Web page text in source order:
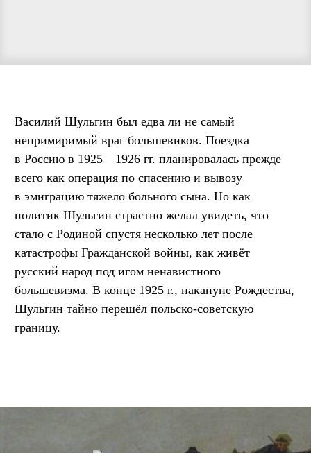
Василий Шульгин был едва ли не самый
непримиримый враг большевиков. Поездка
в Россию в 1925—1926 гг. планировалась прежде
всего как операция по спасению и вывозу
в эмиграцию тяжело больного сына. Но как
политик Шульгин страстно желал увидеть, что
стало с Родиной спустя несколько лет после
катастрофы Гражданской войны, как живёт
русский народ под игом ненавистного
большевизма. В конце 1925 г., накануне Рождества,
Шульгин тайно перешёл польско-советскую
границу.